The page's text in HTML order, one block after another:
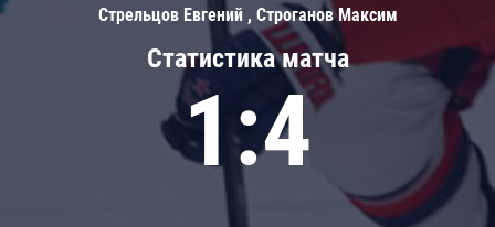
Статистика матча
1:4
Стрельцов Евгений , Строганов Максим